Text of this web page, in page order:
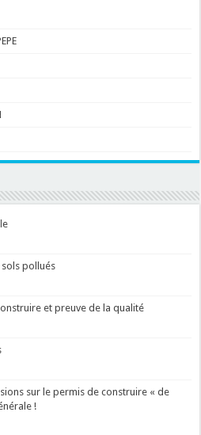
pollués
et preuve de la qualité
sur le permis de construire « de
!